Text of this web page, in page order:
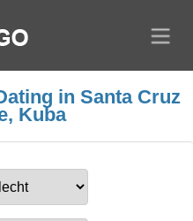
in Santa Cruz
Kuba